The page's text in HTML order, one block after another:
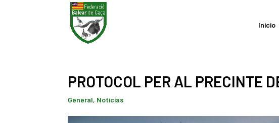
Inicio
PROTOCOL PER AL PRECINTE
General, Noticias